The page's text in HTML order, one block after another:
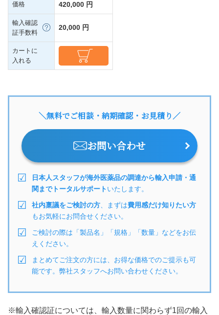
価格 420,000 円
輸入確認
証手数料
20,000 円
カートに
入れる
＼無料でご相談・納期確認・お見積り／
お問い合わせ
日本人スタッフが海外医薬品の調達から輸入申請・通
関までトータルサポートいたします。
社内稟議をご検討の方 、まずは費用感だけ知りたい方
もお気軽にお問合せください。
ご検討の際は「製品名」「規格」「数量」などをお伝
えください。
まとめてご注文の方には、お得な価格でのご提示も可
能です。弊社スタッフへお問い合わせください。
※輸入確認証については、輸入数量に関わらず1回の輸入